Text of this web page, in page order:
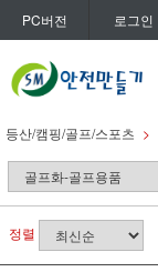
PC버전 로그인
등산/캠핑/골프/스포츠
정렬